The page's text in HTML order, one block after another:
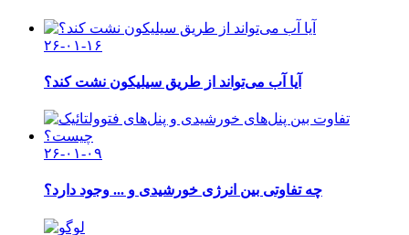
۲۶-۰۱-۱۶
آیا آب می‌تواند از طریق سیلیکون نشت کند؟
۲۶-۰۱-۰۹
چه تفاوتی بین انرژی خورشیدی و ... وجود دارد؟